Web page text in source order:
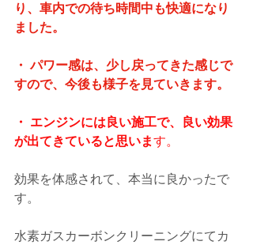
り、車内での待ち時間中も快適になり
ました。
・ パワー感は、少し戻ってきた感じで
すので、今後も様子を見ていきます。
・ エンジンには良い施工で、良い効果
が出てきていると思います。
効果を体感されて、本当に良かったで
す。
水素ガスカーボンクリーニングにてカ